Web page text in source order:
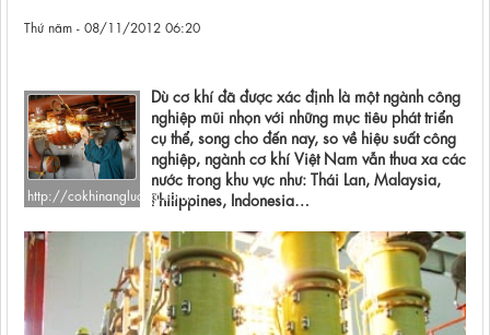
Thứ năm - 08/11/2012 06:20
http://cokhinangluong.com/
Dù cơ khí đã được xác định là một ngành công
nghiệp mũi nhọn với những mục tiêu phát triển
cụ thể, song cho đến nay, so về hiệu suất công
nghiệp, ngành cơ khí Việt Nam vẫn thua xa các
nước trong khu vực như: Thái Lan, Malaysia,
Philippines, Indonesia…